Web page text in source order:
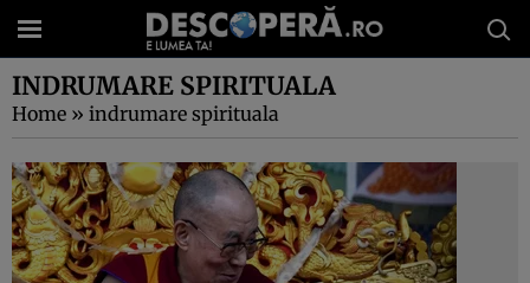
INDRUMARE SPIRITUALA
Home » indrumare spirituala